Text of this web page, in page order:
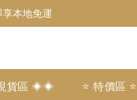
本地免運
貨區 ◈◈ ⭐️ 特價區 ⭐️